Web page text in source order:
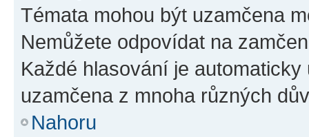
Témata mohou být uzamčena
Nemůžete odpovídat na
Každé hlasování je
uzamčena z mnoha různých
Nahoru